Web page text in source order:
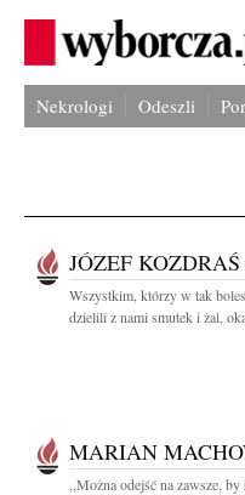
Nekrologi Odeszli
JÓZEF KOZDRAŚ
Wszystkim, którzy w tak
dzielili z nami smutek i żal,
MARIAN
,,Można odejść na zawsze,